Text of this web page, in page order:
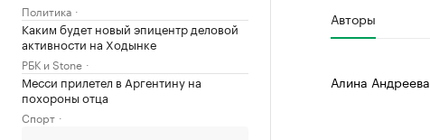
Политика
Каким будет новый эпицентр деловой
активности на Ходынке
РБК и Stone
Месси прилетел в Аргентину на
похороны отца
Спорт
Авторы
Алина Андреева